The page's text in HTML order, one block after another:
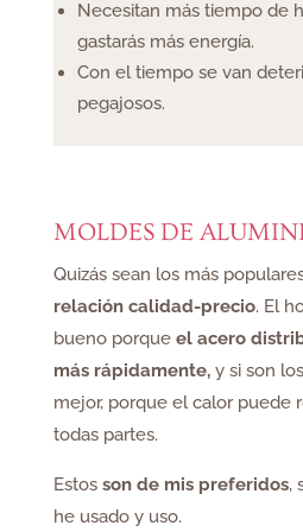
Necesitan más tiempo de
gastarás más energía.
Con el tiempo se van
pegajosos.
MOLDES DE
Quizás sean los más
relación calidad-precio. El
bueno porque el acero
más rápidamente,y si son
mejor, porque el calor puede
todas partes.
Estos son de mis preferidos,
he usado y uso.